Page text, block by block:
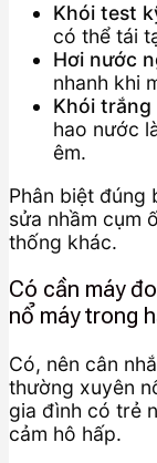
Khói test
có thể tái
Hơi nước
nhanh khi
Khói
hao nước
êm.
Phân biệt đúng
sửa nhầm cụm
thống khác.
Có cần máy
nổ máy trong
Có, nên cân
thường xuyên
gia đình có trẻ
cảm hô hấp.